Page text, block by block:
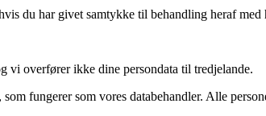
du har givet samtykke til behandling heraf
vi overfører ikke dine persondata til tredjelande.
fungerer som vores databehandler. Alle